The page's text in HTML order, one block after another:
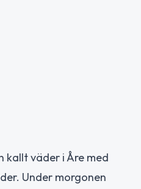
kallt väder i Åre med
Under morgonen